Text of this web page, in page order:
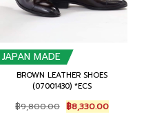
JAPAN MADE
BROWN LEATHER SHOES
(07001430) *ECS
฿9,800.00 Original
price
฿8,330.00Current
price